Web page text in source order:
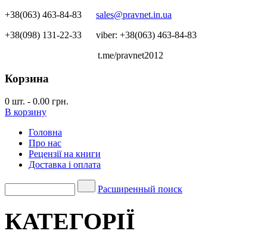
+38(063) 463-84-83 sales@pravnet.in.ua
+38(098) 131-22-33 viber: +38(063) 463-84-83
t.me/pravnet2012
Корзина
0 шт. - 0.00 грн.
В корзину
Головна
Про нас
Рецензії на книги
Доставка і оплата
Расширенный поиск
КАТЕГОРІЇ